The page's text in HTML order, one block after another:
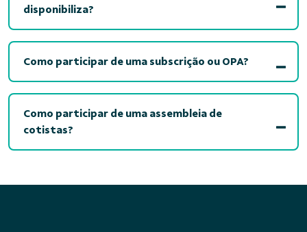
disponibiliza?
Como participar de uma subscrição ou OPA?
Como participar de uma assembleia de
cotistas?